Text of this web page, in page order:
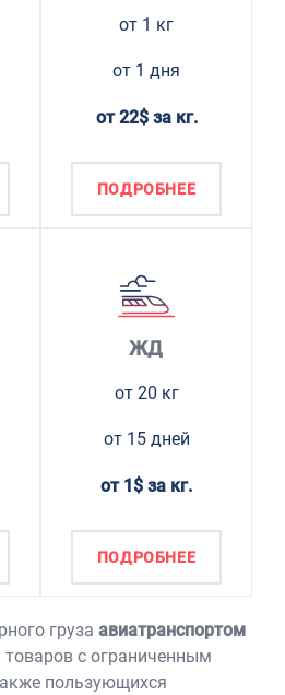
от 1 кг
от 1 дня
от 22$ за кг.
ПОДРОБНЕЕ
ЖД
от 20 кг
от 15 дней
от 1$ за кг.
ПОДРОБНЕЕ
груза авиатранспортом
с ограниченным
пользующихся